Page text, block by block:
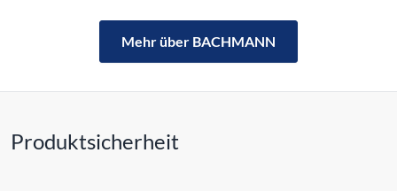
Mehr über BACHMANN
Produktsicherheit